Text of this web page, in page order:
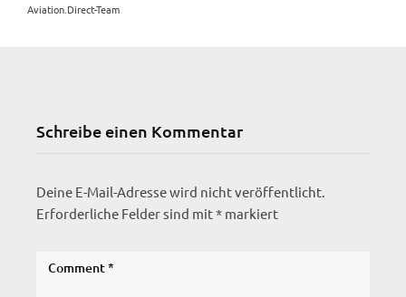
Aviation.Direct-Team
Schreibe einen Kommentar
Deine E-Mail-Adresse wird nicht veröffentlicht.
Erforderliche Felder sind mit* markiert